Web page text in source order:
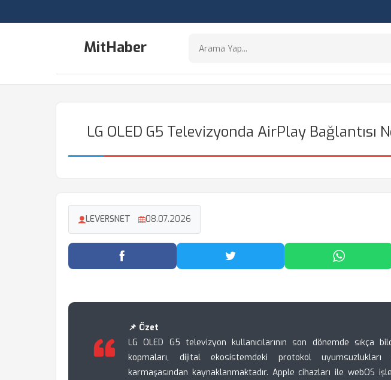
MitHaber
LG OLED G5 Televizyonda AirPlay Bağlantısı
LEVERSNET 08.07.2026
Facebook'ta Paylaş Twitter'da Paylaş
📌 Özet
LG OLED G5 televizyon kullanıcılarının son dönemde sıkça
kopmaları, dijital ekosistemdeki protokol uyumsuzlukları
karmaşasından kaynaklanmaktadır. Apple cihazları ile webOS